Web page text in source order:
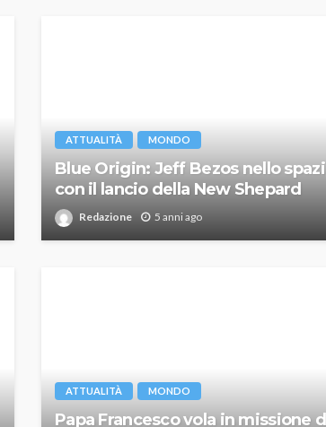
ATTUALITÀ MONDO
Blue Origin: Jeff Bezos nello
con il lancio della New Shepard
Redazione 5 anni ago
ATTUALITÀ MONDO
Papa Francesco vola in missione